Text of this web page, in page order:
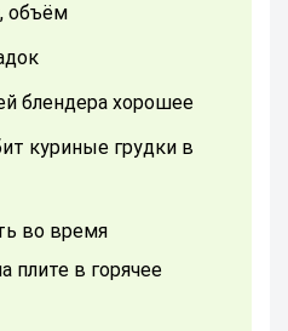
объём
блендера хорошее
плите в горячее